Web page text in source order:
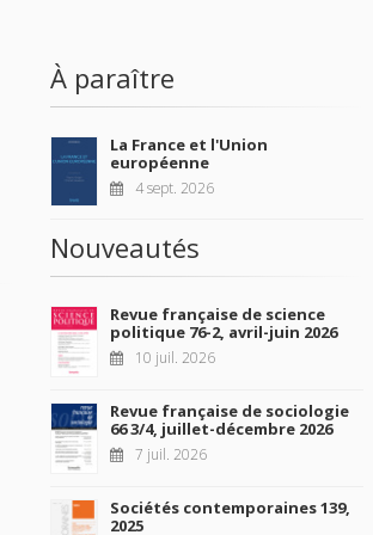
À paraître
La France et l'Union
européenne
4 sept. 2026
Nouveautés
Revue française de science
politique 76-2, avril-juin 2026
10 juil. 2026
Revue française de sociologie
66 3/4, juillet-décembre 2026
7 juil. 2026
Sociétés contemporaines 139,
2025